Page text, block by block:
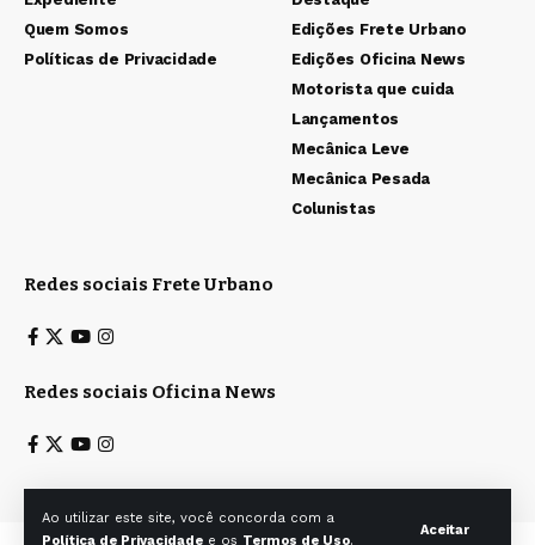
Ao utilizar este site, você concorda com a
Política de Privacidade e os Termos de Uso.
Aceitar
Quem Somos
Políticas de Privacidade
Edições Frete Urbano
Edições Oficina News
Motorista que cuida
Lançamentos
Mecânica Leve
Mecânica Pesada
Colunistas
Redes sociais Frete Urbano
Redes sociais Oficina News